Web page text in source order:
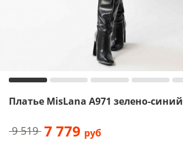
Платье MisLana А971 зелено-синий
9 519 7 779 руб